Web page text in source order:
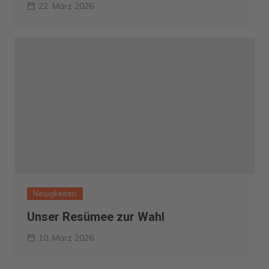
22. März 2026
Neuigkeiten
Unser Resümee zur Wahl
10. März 2026